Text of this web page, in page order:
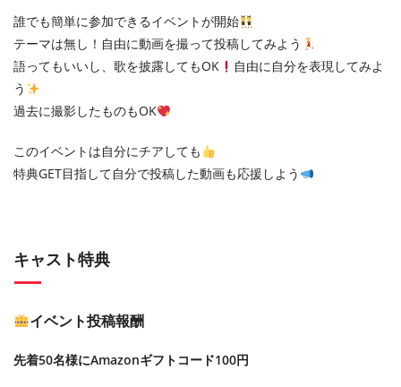
誰でも簡単に参加できるイベントが開始
テーマは無し！自由に動画を撮って投稿してみよう
語ってもいいし、歌を披露してもOK
自由に自分を表現してみよ
う
過去に撮影したものもOK
このイベントは自分にチアしても
特典GET目指して自分で投稿した動画も応援しよう
キャスト特典
イベント投稿報酬
先着50名様にAmazonギフトコード100円